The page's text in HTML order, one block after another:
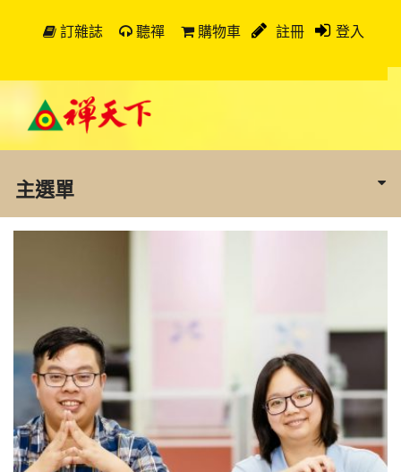
訂雜誌 聽禪 購物車 註冊 登入
主選單